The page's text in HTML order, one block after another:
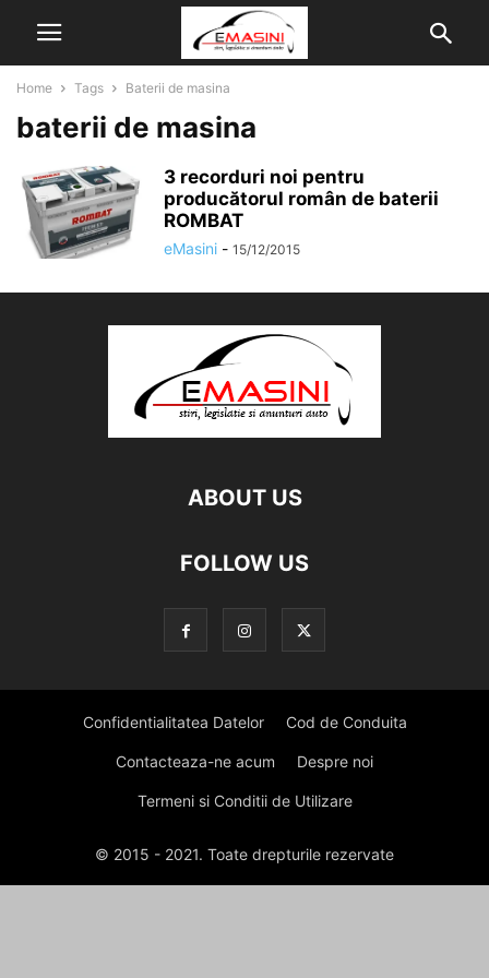
Home Tags Baterii de masina
baterii de masina
3 recorduri noi pentru
producătorul român de baterii
ROMBAT
eMasini - 15/12/2015
ABOUT US
FOLLOW US
Confidentialitatea Datelor Cod de Conduita
Contacteaza-ne acum Despre noi
Termeni si Conditii de Utilizare
© 2015 - 2021. Toate drepturile rezervate